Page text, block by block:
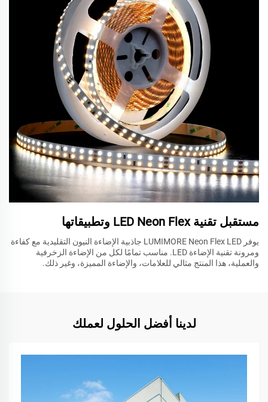
مستقبل تقنية LED Neon Flex وتطبيقاتها
يوفر LUMIMORE Neon Flex LED جاذبية الإضاءة النيون التقليدية مع كفاءة
ومرونة تقنية الإضاءة LED. مناسب تمامًا لكل من الإضاءة الزخرفية
والعملية، هذا المنتج مثالي للعلامات، والإضاءة المميزة، وغير ذلك.
لدينا أفضل الحلول لعملك